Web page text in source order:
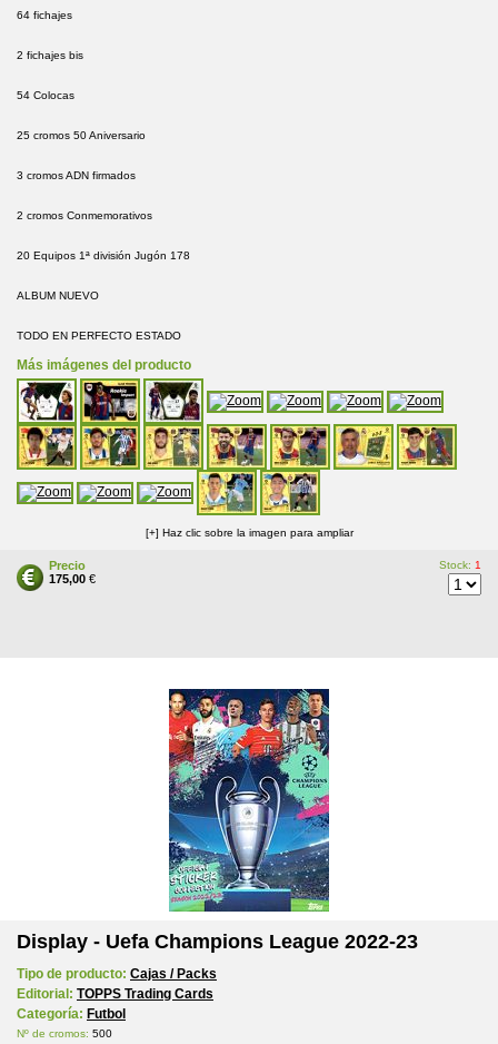
64 fichajes
2 fichajes bis
54 Colocas
25 cromos 50 Aniversario
3 cromos ADN firmados
2 cromos Conmemorativos
20 Equipos 1ª división Jugón 178
ALBUM NUEVO
TODO EN PERFECTO ESTADO
Más imágenes del producto
[+] Haz clic sobre la imagen para ampliar
Precio
175,00 €
Stock: 1
Display - Uefa Champions League 2022-23
Tipo de producto: Cajas / Packs
Editorial: TOPPS Trading Cards
Categoría: Futbol
Nº de cromos: 500